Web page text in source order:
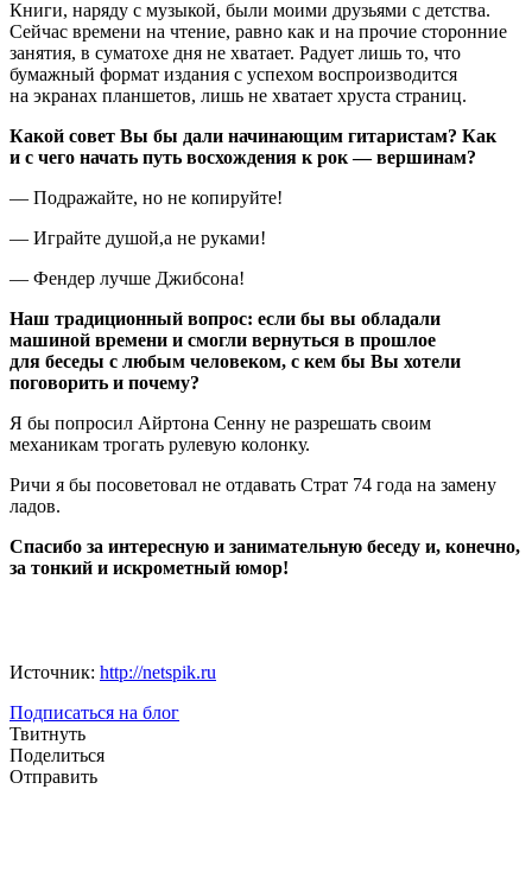
Книги, наряду с музыкой, были моими друзьями с детства.
Сейчас времени на чтение, равно как и на прочие сторонние
занятия, в суматохе дня не хватает. Радует лишь то, что
бумажный формат издания с успехом воспроизводится
на экранах планшетов, лишь не хватает хруста страниц.
Какой совет Вы бы дали начинающим гитаристам? Как
и с чего начать путь восхождения к рок — вершинам?
— Подражайте, но не копируйте!
— Играйте душой,а не руками!
— Фендер лучше Джибсона!
Наш традиционный вопрос: если бы вы обладали
машиной времени и смогли вернуться в прошлое
для беседы с любым человеком, с кем бы Вы хотели
поговорить и почему?
Я бы попросил Айртона Сенну не разрешать своим
механикам трогать рулевую колонку.
Ричи я бы посоветовал не отдавать Страт 74 года на замену
ладов.
Спасибо за интересную и занимательную беседу и, конечно,
за тонкий и искрометный юмор!
Источник: http://netspik.ru
Подписаться на блог
Твитнуть
Поделиться
Отправить